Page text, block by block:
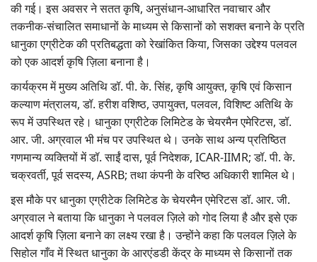
Agriculture Conclave and NACOF
Awards 2022
Agri Start-Ups
Language
English Hindi
की गई। इस अवसर ने सतत कृषि, अनुसंधान-आधारित नवाचार और
तकनीक-संचालित समाधानों के माध्यम से किसानों को सशक्त बनाने के प्रति
धानुका एग्रीटेक की प्रतिबद्धता को रेखांकित किया, जिसका उद्देश्य पलवल
को एक आदर्श कृषि ज़िला बनाना है।
कार्यक्रम में मुख्य अतिथि डॉ. पी. के. सिंह, कृषि आयुक्त, कृषि एवं किसान
कल्याण मंत्रालय, डॉ. हरीश वशिष्ठ, उपायुक्त, पलवल, विशिष्ट अतिथि के
रूप में उपस्थित रहे। धानुका एग्रीटेक लिमिटेड के चेयरमैन एमेरिटस, डॉ.
आर. जी. अग्रवाल भी मंच पर उपस्थित थे। उनके साथ अन्य प्रतिष्ठित
गणमान्य व्यक्तियों में डॉ. साईं दास, पूर्व निदेशक, ICAR-IIMR; डॉ. पी. के.
चक्रवर्ती, पूर्व सदस्य, ASRB; तथा कंपनी के वरिष्ठ अधिकारी शामिल थे।
इस मौके पर धानुका एग्रीटेक लिमिटेड के चेयरमैन एमेरिटस डॉ. आर. जी.
अग्रवाल ने बताया कि धानुका ने पलवल ज़िले को गोद लिया है और इसे एक
आदर्श कृषि ज़िला बनाने का लक्ष्य रखा है। उन्होंने कहा कि पलवल ज़िले के
सिहोल गाँव में स्थित धानुका के आरएंडडी केंद्र के माध्यम से किसानों तक